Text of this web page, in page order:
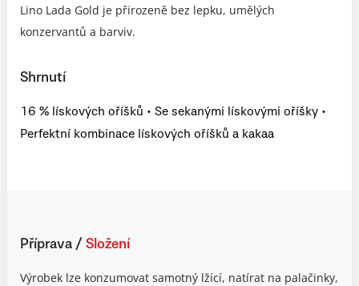
Lino Lada Gold je přirozeně bez lepku, umělých
konzervantů a barviv.
Shrnutí
16 % lískových oříšků • Se sekanými lískovými oříšky •
Perfektní kombinace lískových oříšků a kakaa
Příprava / Složení
Výrobek lze konzumovat samotný lžící, natírat na palačinky,